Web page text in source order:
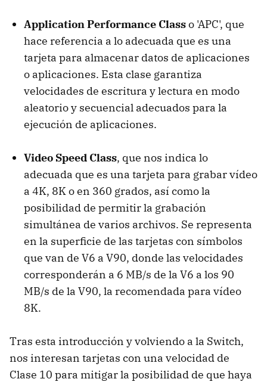
Application Performance Classo 'APC', que
hace referencia a lo adecuada que es una
tarjeta para almacenar datos de aplicaciones
o aplicaciones. Esta clase garantiza
velocidades de escritura y lectura en modo
aleatorio y secuencial adecuados para la
ejecución de aplicaciones.
Video Speed Class, que nos indica lo
adecuada que es una tarjeta para grabar vídeo
a 4K, 8K o en 360 grados, así como la
posibilidad de permitir la grabación
simultánea de varios archivos. Se representa
en la superficie de las tarjetas con símbolos
que van de V6 a V90, donde las velocidades
corresponderán a 6 MB/s de la V6 a los 90
MB/s de la V90, la recomendada para vídeo
8K.
Tras esta introducción y volviendo a la Switch,
nos interesan tarjetas con una velocidad de
Clase 10 para mitigar la posibilidad de que haya